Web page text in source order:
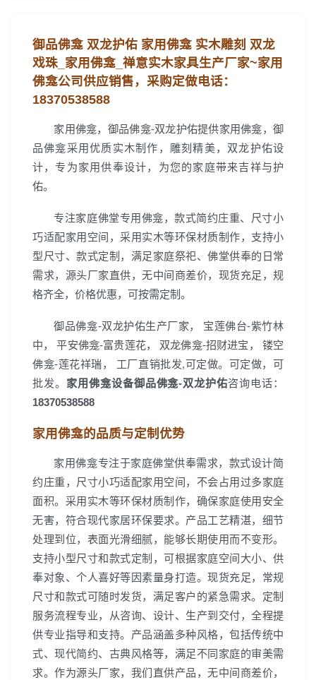
御品佛龛 双龙护佑 家用佛龛 实木雕刻 双龙
戏珠_家用佛龛_禅意实木家具生产厂家~家用
佛龛公司供应销售， 采购定做电话：
18370538588
家用佛龛，御品佛龛-双龙护佑提供家用佛龛，御
品佛龛采用优质实木制作，雕刻精美，双龙护佑设
计，专为家用供奉设计，为您的家庭带来吉祥与护
佑。
专注家庭佛堂专用佛龛，款式简约庄重、尺寸小
巧适配家用空间，采用实木等环保材质制作，支持小
型尺寸、款式定制，满足家庭祭祀、佛堂供奉的日常
需求，源头厂家直供，无中间商差价，现货充足，规
格齐全，价格优惠，可按需定制。
御品佛龛-双龙护佑生产厂家， 宝莲佛台-紫竹林
中， 平安佛龛-富贵莲花， 双龙佛龛-招财进宝， 镂空
佛龛-莲花祥瑞， 工厂直销批发,可定做。可定做，可
批发。 家用佛龛设备御品佛龛-双龙护佑咨询电话：
18370538588
家用佛龛的品质与定制优势
家用佛龛专注于家庭佛堂供奉需求，款式设计简
约庄重，尺寸小巧适配家用空间，不会占用过多家庭
面积。采用实木等环保材质制作，确保家庭使用安全
无害，符合现代家居环保要求。产品工艺精湛，细节
处理到位，表面光滑细腻，能够长期使用而不变形。
支持小型尺寸和款式定制，可根据家庭空间大小、供
奉对象、个人喜好等因素量身打造。现货充足，常规
尺寸和款式可随时发货，满足客户的紧急需求。定制
服务流程专业，从咨询、设计、生产到交付，全程提
供专业指导和支持。产品涵盖多种风格，包括传统中
式、现代简约、古典风格等，满足不同家庭的审美需
求。作为源头厂家，我们直供产品，无中间商差价，